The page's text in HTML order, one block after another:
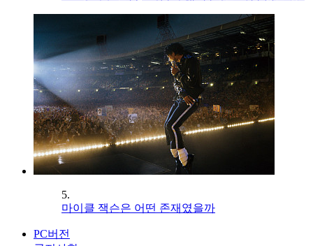
5.
마이클 잭슨은 어떤 존재였을까
PC버전